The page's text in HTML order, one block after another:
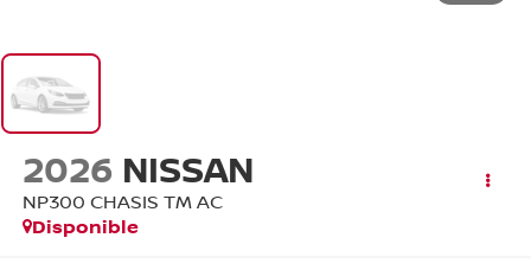
2026 NISSAN
NP300 CHASIS TM AC
Disponible